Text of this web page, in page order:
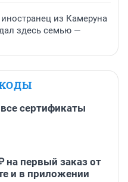
из Камеруна
здесь семью —
сертификаты
на первый заказ от
и в приложении